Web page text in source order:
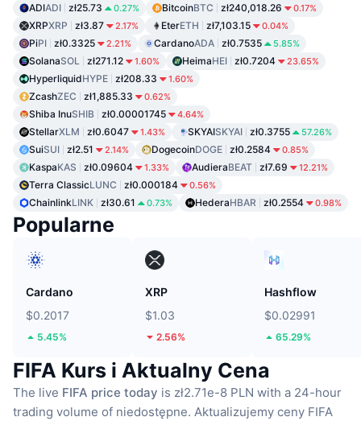
ADIADI zł25.73 0.27% BitcoinBTC zł240,018.26 0.17%
XRPXRP zł3.87 2.17% EterETH zł7,103.15 0.04%
PiPI zł0.3325 2.21% CardanoADA zł0.7535 5.85%
SolanaSOL zł271.12 1.60% HeimaHEI zł0.7204 23.65%
HyperliquidHYPE zł208.33 1.60%
ZcashZEC zł1,885.33 0.62%
Shiba InuSHIB zł0.00001745 4.64%
StellarXLM zł0.6047 1.43% SKYAISKYAI zł0.3755 57.26%
SuiSUI zł2.51 2.14% DogecoinDOGE zł0.2584 0.85%
KaspaKAS zł0.09604 1.33% AudieraBEAT zł7.69 12.21%
Terra ClassicLUNC zł0.000184 0.56%
ChainlinkLINK zł30.61 0.73% HederaHBAR zł0.2554 0.98%
Popularne
Cardano
$0.2017
5.45%
XRP
$1.03
2.56%
Hashflow
$0.02991
65.29%
FIFA Kurs i Aktualny Cena
The live FIFA price today is zł2.71e-8 PLN with a 24-hour
trading volume of niedostępne. Aktualizujemy ceny FIFA